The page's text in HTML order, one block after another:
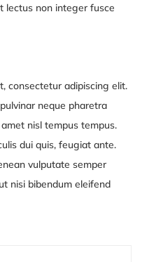
lectus non integer fusce
consectetur adipiscing elit.
neque pharetra
nisl tempus tempus.
dui quis, feugiat ante.
vulputate semper
nisi bibendum eleifend